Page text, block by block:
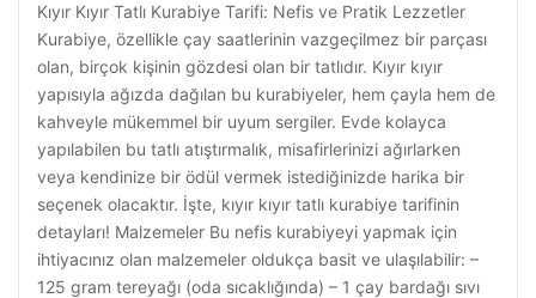
Kıyır Kıyır Tatlı Kurabiye Tarifi: Nefis ve Pratik Lezzetler
Kurabiye, özellikle çay saatlerinin vazgeçilmez bir parçası
olan, birçok kişinin gözdesi olan bir tatlıdır. Kıyır kıyır
yapısıyla ağızda dağılan bu kurabiyeler, hem çayla hem de
kahveyle mükemmel bir uyum sergiler. Evde kolayca
yapılabilen bu tatlı atıştırmalık, misafirlerinizi ağırlarken
veya kendinize bir ödül vermek istediğinizde harika bir
seçenek olacaktır. İşte, kıyır kıyır tatlı kurabiye tarifinin
detayları! Malzemeler Bu nefis kurabiyeyi yapmak için
ihtiyacınız olan malzemeler oldukça basit ve ulaşılabilir: –
125 gram tereyağı (oda sıcaklığında) – 1 çay bardağı sıvı